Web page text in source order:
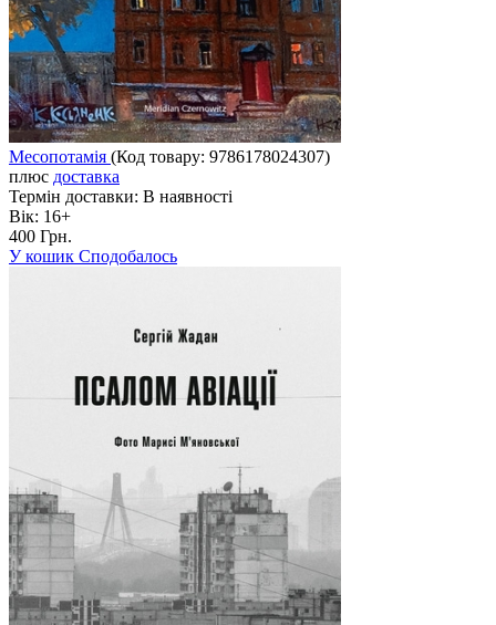
Месопотамія (Код товару: 9786178024307)
плюс доставка
Термін доставки: В наявності
Вік: 16+
400 Грн.
У кошик Сподобалось